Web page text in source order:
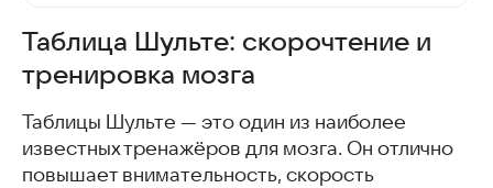
Таблица Шульте: скорочтение и
тренировка мозга
Таблицы Шульте — это один из наиболее
известных тренажёров для мозга. Он отлично
повышает внимательность, скорость